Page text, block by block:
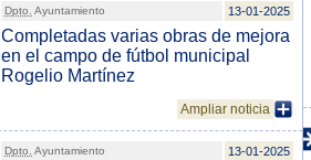
Dpto. Ayuntamiento 13-01-2025
Completadas varias obras de mejora
en el campo de fútbol municipal
Rogelio Martínez
Ampliar noticia
Dpto. Ayuntamiento 13-01-2025